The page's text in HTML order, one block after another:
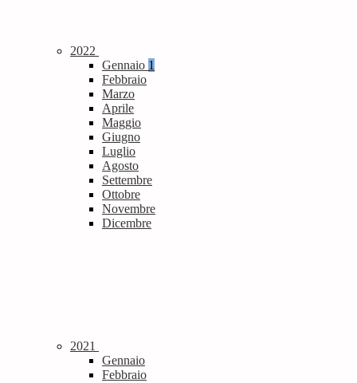
2022
Gennaio 1
Febbraio
Marzo
Aprile
Maggio
Giugno
Luglio
Agosto
Settembre
Ottobre
Novembre
Dicembre
2021
Gennaio
Febbraio